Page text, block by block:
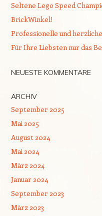
Seltene Lego Speed
BrickWinkel!
Professionelle und
Für Ihre Liebsten nur das
NEUESTE KOMMENTARE
ARCHIV
September 2025
Mai 2025
August 2024
Mai 2024
März 2024
Januar 2024
September 2023
März 2023